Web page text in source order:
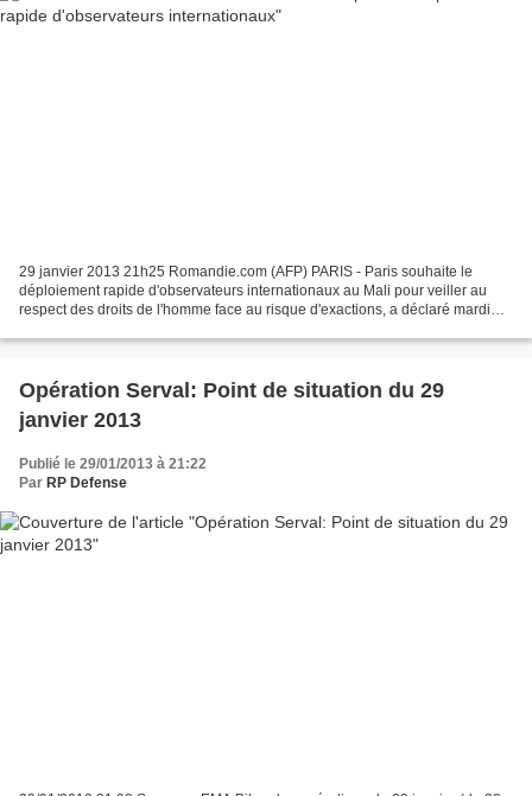
29 janvier 2013 21h25 Romandie.com (AFP) PARIS - Paris souhaite le
déploiement rapide d'observateurs internationaux au Mali pour veiller au
respect des droits de l'homme face au risque d'exactions, a déclaré mardi
Opération Serval: Point de situation du 29
janvier 2013
Publié le 29/01/2013 à 21:22
Par RP Defense